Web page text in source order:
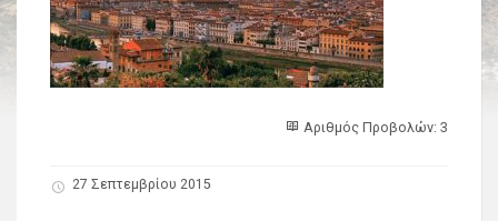
Αριθμός Προβολών: 3
27 Σεπτεμβρίου 2015